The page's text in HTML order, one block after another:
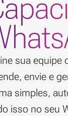
sua equipe
envie e
simples,
isso no seu